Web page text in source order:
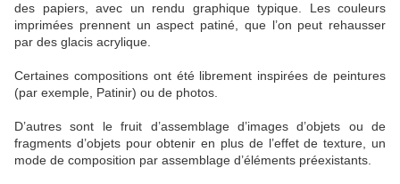
des papiers, avec un rendu graphique typique. Les couleurs
imprimées prennent un aspect patiné, que l’on peut rehausser
par des glacis acrylique.
Certaines compositions ont été librement inspirées de peintures
(par exemple, Patinir) ou de photos.
D’autres sont le fruit d’assemblage d’images d’objets ou de
fragments d’objets pour obtenir en plus de l’effet de texture, un
mode de composition par assemblage d’éléments préexistants.